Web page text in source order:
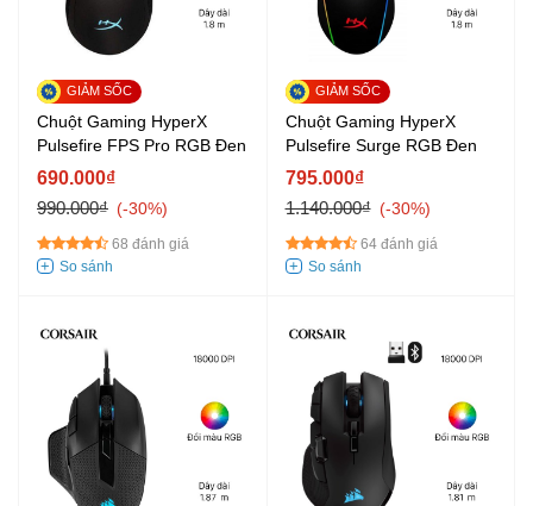
Chuột Gaming HyperX
Pulsefire FPS Pro RGB Đen
690.000₫
990.000₫
-30%
68 đánh giá
Chuột Gaming HyperX
Pulsefire Surge RGB Đen
795.000₫
1.140.000₫
-30%
64 đánh giá